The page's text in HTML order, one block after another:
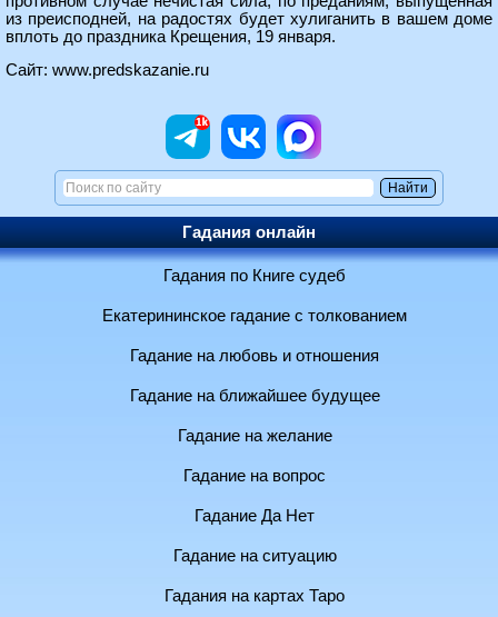
из преисподней, на радостях будет хулиганить в вашем доме
вплоть до праздника Крещения, 19 января.
Сайт: www.predskazanie.ru
Гадания онлайн
Гадания по Книге судеб
Екатерининское гадание с толкованием
Гадание на любовь и отношения
Гадание на ближайшее будущее
Гадание на желание
Гадание на вопрос
Гадание Да Нет
Гадание на ситуацию
Гадания на картах Таро